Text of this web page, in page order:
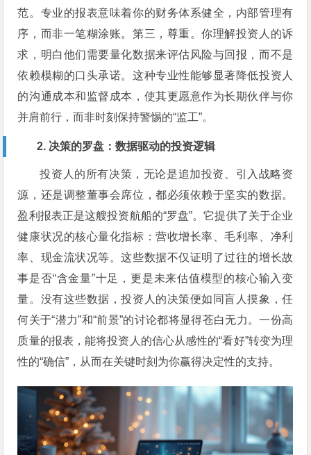
范。专业的报表意味着你的财务体系健全，内部管理有
序，而非一笔糊涂账。第三，尊重。你理解投资人的诉
求，明白他们需要量化数据来评估风险与回报，而不是
依赖模糊的口头承诺。这种专业性能够显著降低投资人
的沟通成本和监督成本，使其更愿意作为长期伙伴与你
并肩前行，而非时刻保持警惕的“监工”。
2. 决策的罗盘：数据驱动的投资逻辑
投资人的所有决策，无论是追加投资、引入战略资
源，还是调整董事会席位，都必须依赖于坚实的数据。
盈利报表正是这艘投资航船的“罗盘”。它提供了关于企业
健康状况的核心量化指标：营收增长率、毛利率、净利
率、现金流状况等。这些数据不仅证明了过往的增长故
事是否“含金量”十足，更是未来估值模型的核心输入变
量。没有这些数据，投资人的决策便如同盲人摸象，任
何关于“潜力”和“前景”的讨论都将显得苍白无力。一份高
质量的报表，能将投资人的信心从感性的“看好”转变为理
性的“确信”，从而在关键时刻为你赢得决定性的支持。